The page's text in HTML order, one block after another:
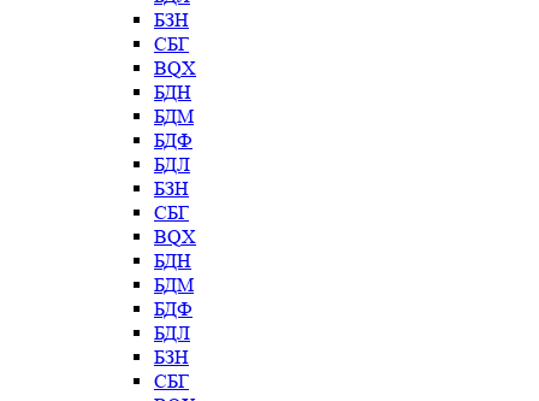
БЗН
СБГ
BQX
БДН
БДМ
БДФ
БДЛ
БЗН
СБГ
BQX
БДН
БДМ
БДФ
БДЛ
БЗН
СБГ